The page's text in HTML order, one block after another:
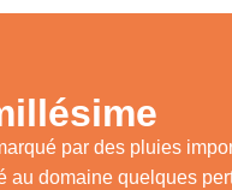
par des pluies
au domaine quelques